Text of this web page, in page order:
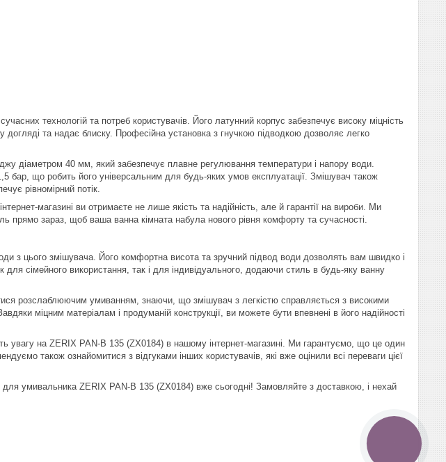
технологій та потреб користувачів. Його латунний корпус забезпечує високу міцність
догляді та надає блиску. Професійна установка з гнучкою підводкою дозволяє легко
діаметром 40 мм, який забезпечує плавне регулювання температури і напору води.
бар, що робить його універсальним для будь-яких умов експлуатації. Змішувач також
рівномірний потік.
магазині ви отримаєте не лише якість та надійність, але й гарантії на вироби. Ми
зараз, щоб ваша ванна кімната набула нового рівня комфорту та сучасності.
з цього змішувача. Його комфортна висота та зручний підвод води дозволять вам швидко і
сімейного використання, так і для індивідуального, додаючи стиль в будь-яку ванну
розслаблюючим умиванням, знаючи, що змішувач з легкістю справляється з високими
міцним матеріалам і продуманій конструкції, ви можете бути впевнені в його надійності
увагу на ZERIX PAN-B 135 (ZX0184) в нашому інтернет-магазині. Ми гарантуємо, що це один
також ознайомитися з відгуками інших користувачів, які вже оцінили всі переваги цієї
для умивальника ZERIX PAN-B 135 (ZX0184) вже сьогодні! Замовляйте з доставкою, і нехай